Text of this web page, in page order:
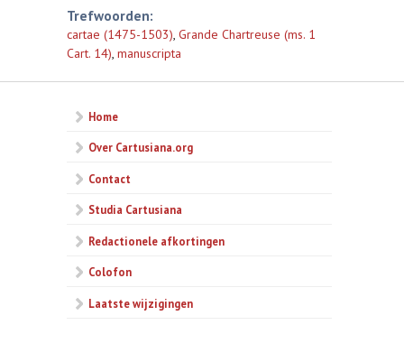
Trefwoorden:
cartae (1475-1503), Grande Chartreuse (ms. 1
Cart. 14), manuscripta
Home
Over Cartusiana.org
Contact
Studia Cartusiana
Redactionele afkortingen
Colofon
Laatste wijzigingen